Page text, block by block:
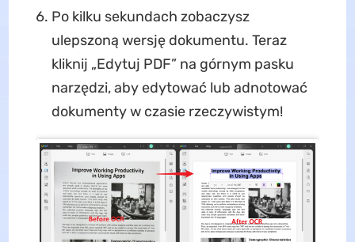
Po kilku sekundach zobaczysz
ulepszoną wersję dokumentu. Teraz
kliknij „Edytuj PDF” na górnym pasku
narzędzi, aby edytować lub adnotować
dokumenty w czasie rzeczywistym!